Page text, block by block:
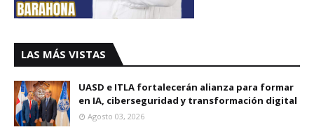
LAS MÁS VISTAS
UASD e ITLA fortalecerán alianza para formar
en IA, ciberseguridad y transformación digital
Agosto 03, 2026